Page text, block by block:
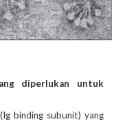
diperlukan untuk
binding subunit) yang